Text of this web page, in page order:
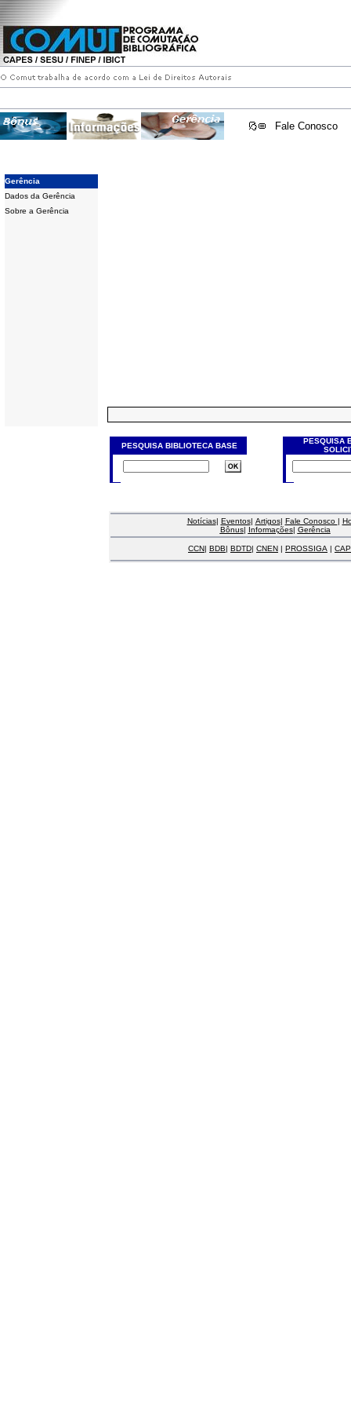
Fale Conosco
Gerência
Dados da Gerência
Sobre a Gerência
PESQUISA BIBLIOTECA BASE
PESQUISA
Notícias| Eventos| Artigos| Fale Conosco |
Bônus| Informações| Gerência
CCN| BDB| BDTD| CNEN | PROSSIGA |